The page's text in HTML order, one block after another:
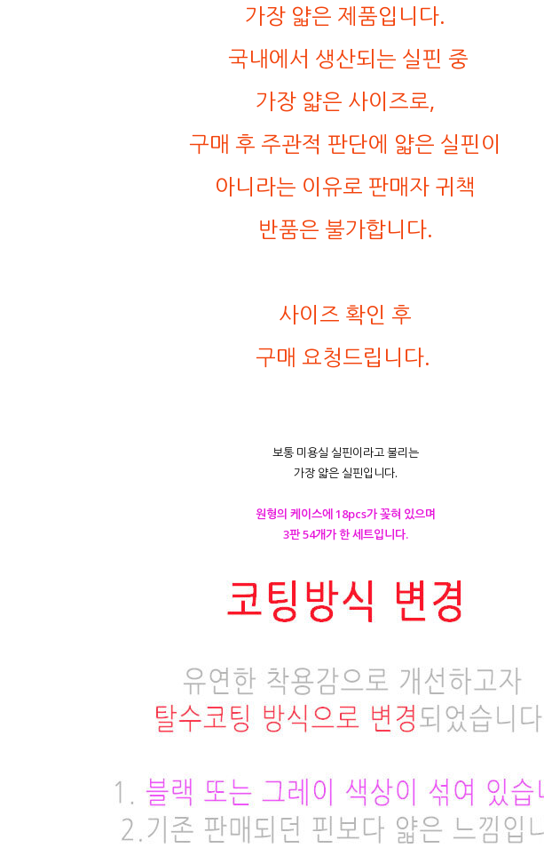
가장 얇은 제품입니다.
국내에서 생산되는 실핀 중
가장 얇은 사이즈로,
구매 후 주관적 판단에 얇은 실핀이
아니라는 이유로 판매자 귀책
반품은 불가합니다.
사이즈 확인 후
구매 요청드립니다.
보통 미용실 실핀이라고 불리는
가장 얇은 실핀입니다.
원형의 케이스에 18pcs가 꽂혀 있으며
3판 54개가 한 세트입니다.